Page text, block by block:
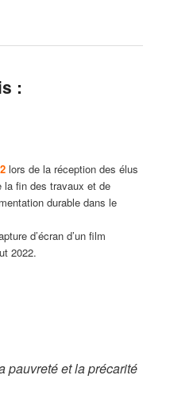
:
lors de la réception des élus
la fin des travaux et de
durable dans le
d’écran d’un film
2022.
pauvreté et la précarité